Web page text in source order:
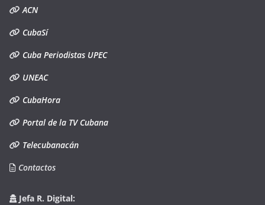
ACN
CubaSí
Cuba Periodistas UPEC
UNEAC
CubaHora
Portal de la TV Cubana
Telecubanacán
Contactos
Jefa R. Digital: